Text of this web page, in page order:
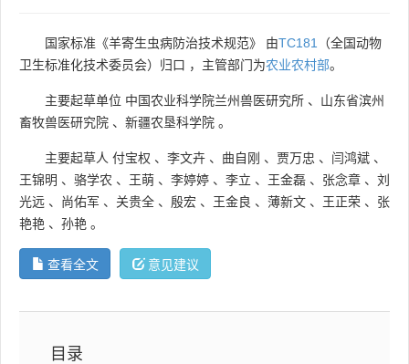
国家标准《羊寄生虫病防治技术规范》 由TC181
（全国动物
卫生标准化技术委员会）归口 ，主管部门为农业农村部。
主要起草单位 中国农业科学院兰州兽医研究所 、 山东省滨州
畜牧兽医研究院 、 新疆农垦科学院 。
主要起草人 付宝权 、 李文卉 、 曲自刚 、 贾万忠 、 闫鸿斌 、
王锦明 、 骆学农 、 王萌 、 李婷婷 、 李立 、 王金磊 、 张念章 、 刘
光远 、 尚佑军 、 关贵全 、 殷宏 、 王金良 、 薄新文 、 王正荣 、 张
艳艳 、 孙艳 。
查看全文 意见建议
目录